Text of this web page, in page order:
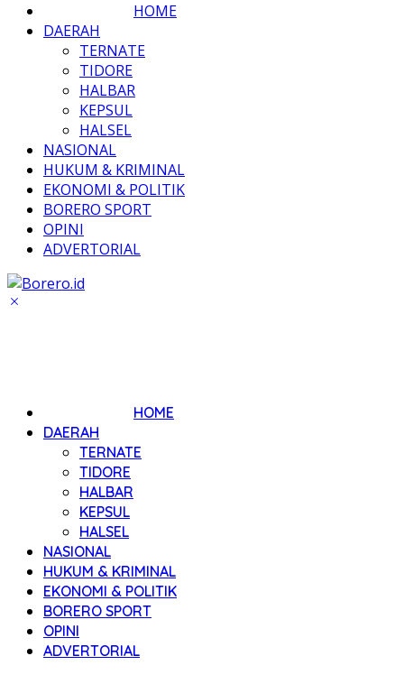
HOME
DAERAH
TERNATE
TIDORE
HALBAR
KEPSUL
HALSEL
NASIONAL
HUKUM & KRIMINAL
EKONOMI & POLITIK
BORERO SPORT
OPINI
ADVERTORIAL
HOME
DAERAH
TERNATE
TIDORE
HALBAR
KEPSUL
HALSEL
NASIONAL
HUKUM & KRIMINAL
EKONOMI & POLITIK
BORERO SPORT
OPINI
ADVERTORIAL